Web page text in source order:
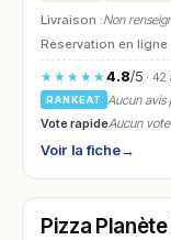
Livraison :Non
Réservation en ligne
★★★★★4.8/5· 42
RANKEAT
Aucun avis
Vote rapideAucun
Voir la fiche→
N° 11
Pizza